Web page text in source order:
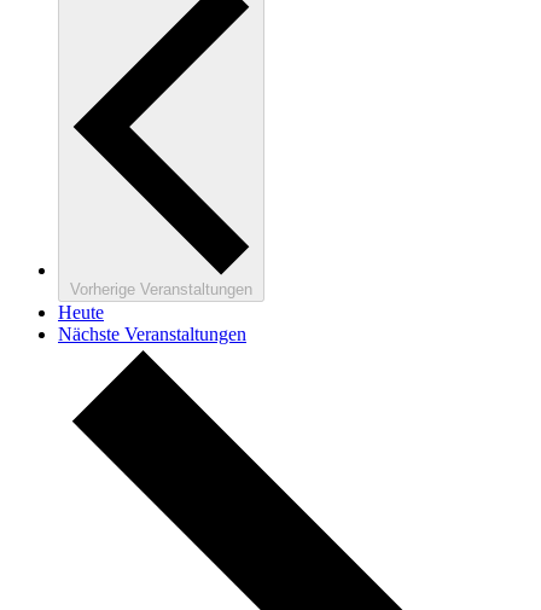
Vorherige Veranstaltungen
Heute
Nächste Veranstaltungen